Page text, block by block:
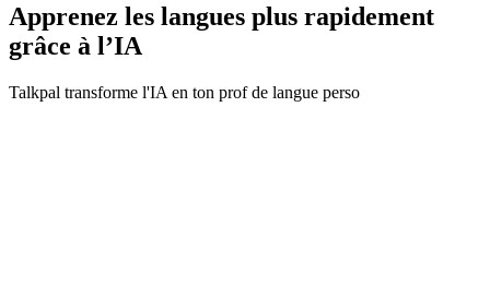
Apprenez les langues plus rapidement
grâce à l’IA
Talkpal transforme l'IA en ton prof de langue perso